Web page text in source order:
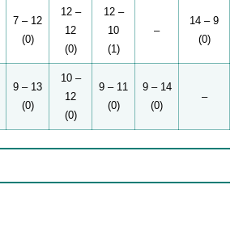
7 – 12
(0)
12 –
12
(0)
12 –
10
(1)
–
14 – 9
(0)
9 – 13
(0)
10 –
12
(0)
9 – 11
(0)
9 – 14
(0)
–